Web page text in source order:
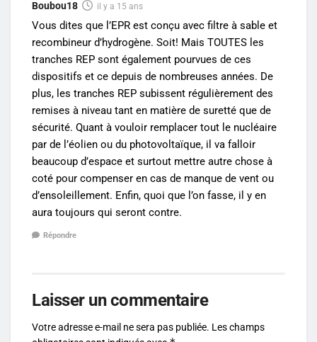
Boubou18 il y a 15 ans
Vous dites que l’EPR est conçu avec filtre à sable et
recombineur d’hydrogène. Soit! Mais TOUTES les
tranches REP sont également pourvues de ces
dispositifs et ce depuis de nombreuses années. De
plus, les tranches REP subissent régulièrement des
remises à niveau tant en matière de suretté que de
sécurité. Quant à vouloir remplacer tout le nucléaire
par de l’éolien ou du photovoltaïque, il va falloir
beaucoup d’espace et surtout mettre autre chose à
coté pour compenser en cas de manque de vent ou
d’ensoleillement. Enfin, quoi que l’on fasse, il y en
aura toujours qui seront contre.
Répondre
Laisser un commentaire
Votre adresse e-mail ne sera pas publiée. Les champs